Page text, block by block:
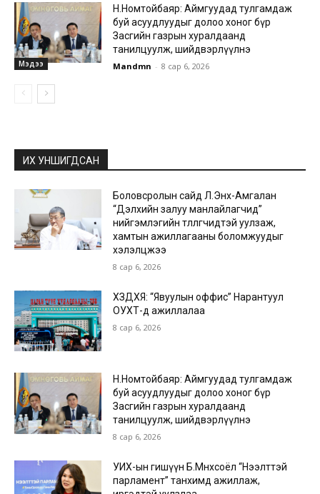
Мэдээ
Н.Номтойбаяр: Аймгуудад тулгамдаж
буй асуудлуудыг долоо хоног бүр
Засгийн газрын хуралдаанд
танилцуулж, шийдвэрлүүлнэ
Mandmn - 8 сар 6, 2026
ИХ УНШИГДСАН
Боловсролын сайд Л.Энх-Амгалан
“Дэлхийн залуу манлайлагчид”
нийгэмлэгийн төлөөлөгчидтэй уулзаж,
хамтын ажиллагааны боломжуудыг
хэлэлцжээ
8 сар 6, 2026
ХЗДХЯ: “Явуулын оффис” Нарантуул
ОУХТ-д ажиллалаа
8 сар 6, 2026
Н.Номтойбаяр: Аймгуудад тулгамдаж
буй асуудлуудыг долоо хоног бүр
Засгийн газрын хуралдаанд
танилцуулж, шийдвэрлүүлнэ
8 сар 6, 2026
УИХ-ын гишүүн Б.Мөнхсоёл “Нээлттэй
парламент” танхимд ажиллаж,